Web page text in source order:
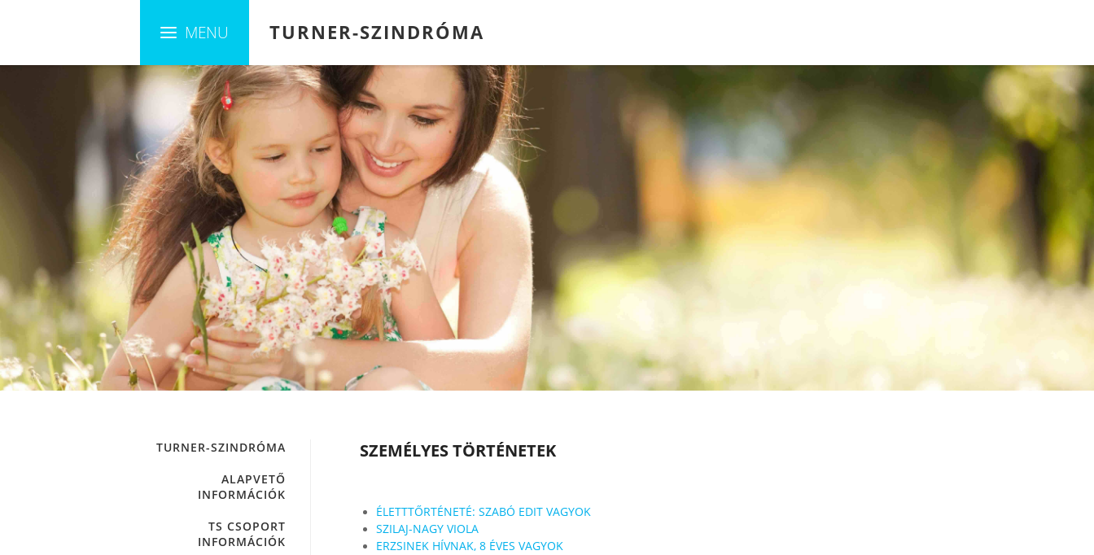
TURNER-SZINDRÓMA
TURNER-SZINDRÓMA
ALAPVETŐ
INFORMÁCIÓK
TS CSOPORT
INFORMÁCIÓK
SZEMÉLYES TÖRTÉNETEK
ÉLETTTŐRTÉNETÉ: SZABÓ EDIT VAGYOK
SZILAJ-NAGY VIOLA
ERZSINEK HÍVNAK, 8 ÉVES VAGYOK